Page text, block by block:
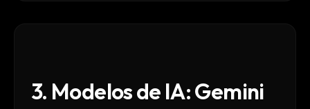
3. Modelos de IA: Gemini